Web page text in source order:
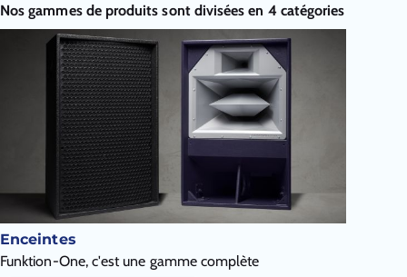
Nos gammes de produits sont divisées en 4 catégories
Enceintes
Funktion-One, c'est une gamme complète